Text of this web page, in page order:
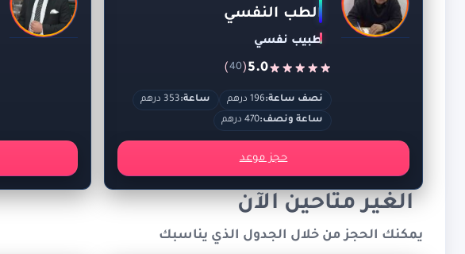
الطب النفسي
طبيب نفسي
5.0
(
40
)
نصف ساعة:196 درهم ساعة:353 درهم
ساعة ونصف:470 درهم
حجز موعد
الغير متاحين الآن
يمكنك الحجز من خلال الجدول الذي يناسبك